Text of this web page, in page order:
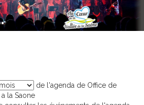
de l'agenda de Office de
la Saone